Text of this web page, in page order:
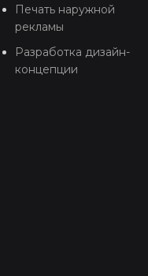
Печать наружной
рекламы
Разработка дизайн-
концепции